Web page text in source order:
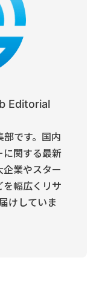
Editorial
です。国内
に関する最新
業やスター
を幅広くリサ
けしていま